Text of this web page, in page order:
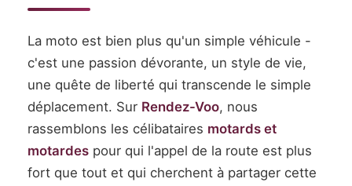
La moto est bien plus qu'un simple véhicule -
c'est une passion dévorante, un style de vie,
une quête de liberté qui transcende le simple
déplacement. Sur Rendez-Voo, nous
rassemblons les célibataires motards et
motardes pour qui l'appel de la route est plus
fort que tout et qui cherchent à partager cette